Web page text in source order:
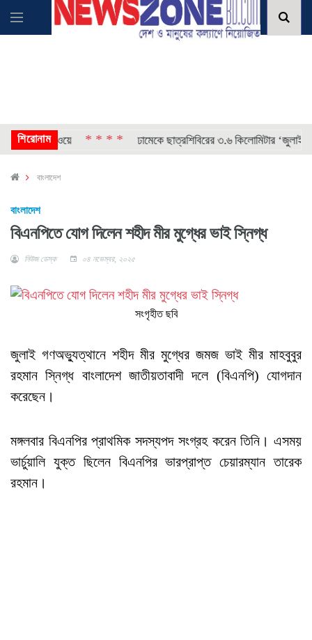
শিরোনাম
চাইল নরওয়ে * * * * ঢামেকে ছাত্রশিবিরের ৩.৬ কিলোমিটার ‘জুলাই
বাংলাদেশ
বাংলাদেশ
বিএনপিতে যোগ দিলেন শহীদ মীর মুগ্ধের ভাই স্নিগ্ধ
নিউজ ডেস্ক ০৪ নভেম্বর, ২০২৫
সংগৃহীত ছবি
জুলাই গণঅভ্যুত্থানে শহীদ মীর মুগ্ধের জমজ ভাই মীর মাহবুবুর
রহমান স্নিগ্ধ বাংলাদেশ জাতীয়তাবাদী দলে (বিএনপি) যোগদান
করেছেন।
মঙ্গলবার বিএনপির প্রাথমিক সদস্যপদ সংগ্রহ করেন তিনি। এসময়
ভার্চুয়ালি যুক্ত ছিলেন বিএনপির ভারপ্রাপ্ত চেয়ারম্যান তারেক
রহমান।